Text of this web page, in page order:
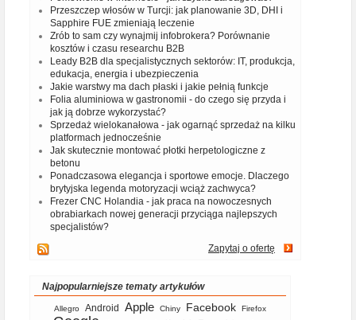
Przeszczep włosów w Turcji: jak planowanie 3D, DHI i
Sapphire FUE zmieniają leczenie
Zrób to sam czy wynajmij infobrokera? Porównanie
kosztów i czasu researchu B2B
Leady B2B dla specjalistycznych sektorów: IT, produkcja,
edukacja, energia i ubezpieczenia
Jakie warstwy ma dach płaski i jakie pełnią funkcje
Folia aluminiowa w gastronomii - do czego się przyda i
jak ją dobrze wykorzystać?
Sprzedaż wielokanałowa - jak ogarnąć sprzedaż na kilku
platformach jednocześnie
Jak skutecznie montować płotki herpetologiczne z
betonu
Ponadczasowa elegancja i sportowe emocje. Dlaczego
brytyjska legenda motoryzacji wciąż zachwyca?
Frezer CNC Holandia - jak praca na nowoczesnych
obrabiarkach nowej generacji przyciąga najlepszych
specjalistów?
Zapytaj o ofertę
Najpopularniejsze tematy artykułów
Allegro Android Apple Chiny Facebook Firefox